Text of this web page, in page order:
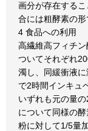
画分が存在する
合には粗酵素の形
4 食品への利用
高繊維高フィチ
ついてそれぞれ
濁し、同緩衝液
で2時間インキュ
いずれも元の量
について同様の
粉に対して1/5量